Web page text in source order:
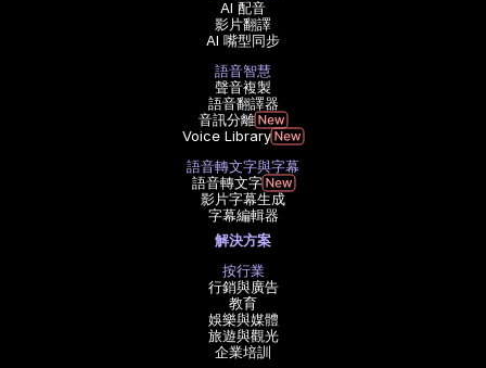
AI 配音
影片翻譯
AI 嘴型同步
語音智慧
聲音複製
語音翻譯器
音訊分離
Voice Library
語音轉文字與字幕
語音轉文字
影片字幕生成
字幕編輯器
解決方案
按行業
行銷與廣告
教育
娛樂與媒體
旅遊與觀光
企業培訓